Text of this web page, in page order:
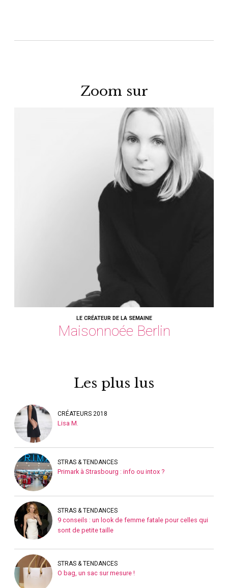
Zoom sur
LE CRÉATEUR DE LA SEMAINE
Maisonnoée Berlin
Les plus lus
CRÉATEURS 2018
Lisa M.
STRAS & TENDANCES
Primark à Strasbourg : info ou intox ?
STRAS & TENDANCES
9 conseils : un look de femme fatale pour celles qui
sont de petite taille
STRAS & TENDANCES
O bag, un sac sur mesure !